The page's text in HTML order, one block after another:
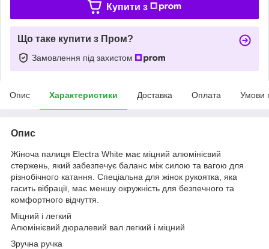
Купити з
Що таке купити з Пром?
Замовлення під захистом
Опис Характеристики Доставка Оплата Умови
Опис
Жіноча палиця Electra White має міцний алюмінієвий
стержень, який забезпечує баланс між силою та вагою для
різнобічного катання. Спеціальна для жінок рукоятка, яка
гасить вібрації, має меншу окружність для безпечного та
комфортного відчуття.
Міцний і легкий
Алюмінієвий дюралевий вал легкий і міцний
Зручна ручка